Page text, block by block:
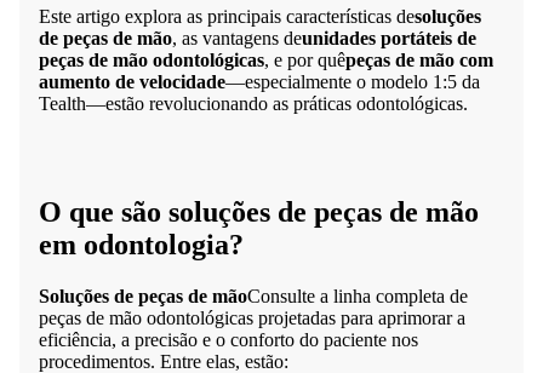
Este artigo explora as principais características desoluções
de peças de mão, as vantagens deunidades portáteis de
peças de mão odontológicas, e por quêpeças de mão com
aumento de velocidade—especialmente o modelo 1:5 da
Tealth—estão revolucionando as práticas odontológicas.
O que são soluções de peças de mão
em odontologia?
Soluções de peças de mãoConsulte a linha completa de
peças de mão odontológicas projetadas para aprimorar a
eficiência, a precisão e o conforto do paciente nos
procedimentos. Entre elas, estão: